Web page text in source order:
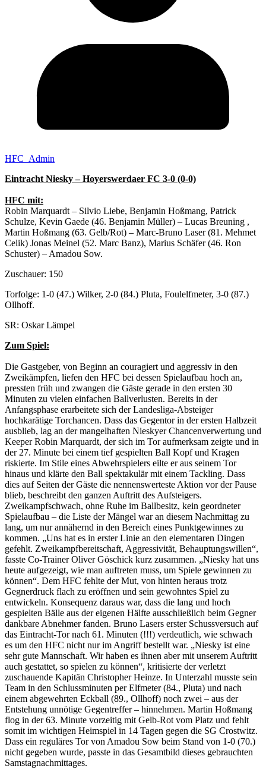
HFC_Admin
Eintracht Niesky – Hoyerswerdaer FC 3-0 (0-0)
HFC mit:
Robin Marquardt – Silvio Liebe, Benjamin Hoßmang, Patrick
Schulze, Kevin Gaede (46. Benjamin Müller) – Lucas Breuning ,
Martin Hoßmang (63. Gelb/Rot) – Marc-Bruno Laser (81. Mehmet
Celik) Jonas Meinel (52. Marc Banz), Marius Schäfer (46. Ron
Schuster) – Amadou Sow.
Zuschauer: 150
Torfolge: 1-0 (47.) Wilker, 2-0 (84.) Pluta, Foulelfmeter, 3-0 (87.)
Ollhoff.
SR: Oskar Lämpel
Zum Spiel:
Die Gastgeber, von Beginn an couragiert und aggressiv in den
Zweikämpfen, liefen den HFC bei dessen Spielaufbau hoch an,
pressten früh und zwangen die Gäste gerade in den ersten 30
Minuten zu vielen einfachen Ballverlusten. Bereits in der
Anfangsphase erarbeitete sich der Landesliga-Absteiger
hochkarätige Torchancen. Dass das Gegentor in der ersten Halbzeit
ausblieb, lag an der mangelhaften Nieskyer Chancenverwertung und
Keeper Robin Marquardt, der sich im Tor aufmerksam zeigte und in
der 27. Minute bei einem tief gespielten Ball Kopf und Kragen
riskierte. Im Stile eines Abwehrspielers eilte er aus seinem Tor
hinaus und klärte den Ball spektakulär mit einem Tackling. Dass
dies auf Seiten der Gäste die nennenswerteste Aktion vor der Pause
blieb, beschreibt den ganzen Auftritt des Aufsteigers.
Zweikampfschwach, ohne Ruhe im Ballbesitz, kein geordneter
Spielaufbau – die Liste der Mängel war an diesem Nachmittag zu
lang, um nur annähernd in den Bereich eines Punktgewinnes zu
kommen. „Uns hat es in erster Linie an den elementaren Dingen
gefehlt. Zweikampfbereitschaft, Aggressivität, Behauptungswillen“,
fasste Co-Trainer Oliver Göschick kurz zusammen. „Niesky hat uns
heute aufgezeigt, wie man auftreten muss, um Spiele gewinnen zu
können“. Dem HFC fehlte der Mut, von hinten heraus trotz
Gegnerdruck flach zu eröffnen und sein gewohntes Spiel zu
entwickeln. Konsequenz daraus war, dass die lang und hoch
gespielten Bälle aus der eigenen Hälfte ausschließlich beim Gegner
dankbare Abnehmer fanden. Bruno Lasers erster Schussversuch auf
das Eintracht-Tor nach 61. Minuten (!!!) verdeutlich, wie schwach
es um den HFC nicht nur im Angriff bestellt war. „Niesky ist eine
sehr gute Mannschaft. Wir haben es ihnen aber mit unserem Auftritt
auch gestattet, so spielen zu können“, kritisierte der verletzt
zuschauende Kapitän Christopher Heinze. In Unterzahl musste sein
Team in den Schlussminuten per Elfmeter (84., Pluta) und nach
einem abgewehrten Eckball (89., Ollhoff) noch zwei – aus der
Entstehung unnötige Gegentreffer – hinnehmen. Martin Hoßmang
flog in der 63. Minute vorzeitig mit Gelb-Rot vom Platz und fehlt
somit im wichtigen Heimspiel in 14 Tagen gegen die SG Crostwitz.
Dass ein reguläres Tor von Amadou Sow beim Stand von 1-0 (70.)
nicht gegeben wurde, passte in das Gesamtbild dieses gebrauchten
Samstagnachmittages.